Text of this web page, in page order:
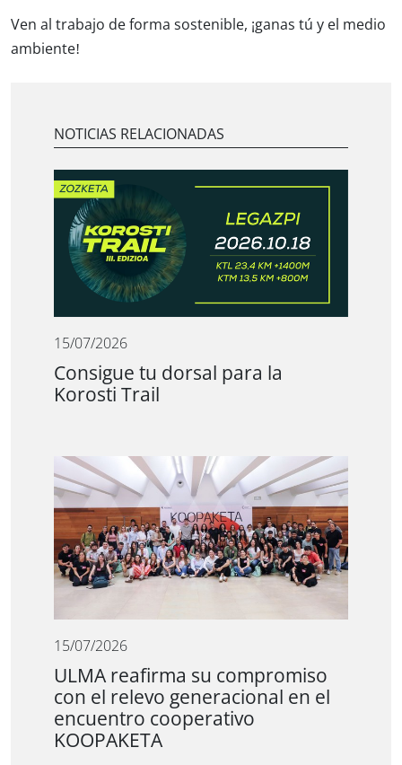
Ven al trabajo de forma sostenible, ¡ganas tú y el medio
ambiente!
NOTICIAS RELACIONADAS
15/07/2026
Consigue tu dorsal para la
Korosti Trail
15/07/2026
ULMA reafirma su compromiso
con el relevo generacional en el
encuentro cooperativo
KOOPAKETA